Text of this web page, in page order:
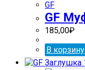
GF
GF
185,00₽
В корзину